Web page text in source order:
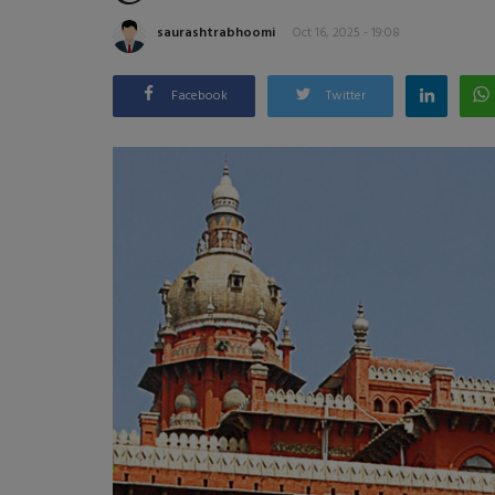
saurashtrabhoomi Oct 16, 2025 - 19:08
Facebook Twitter